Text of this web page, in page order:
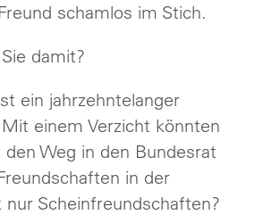
schamlos im Stich.
damit?
ein jahrzehntelanger
einem Verzicht könnten
Weg in den Bundesrat
in der
nur Scheinfreundschaften?